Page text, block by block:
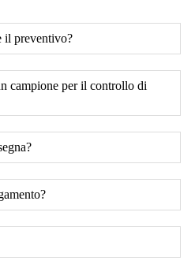
il preventivo?
campione per il controllo di